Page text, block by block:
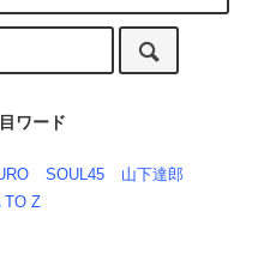
ワード
SOUL45
山下達郎
TO Z